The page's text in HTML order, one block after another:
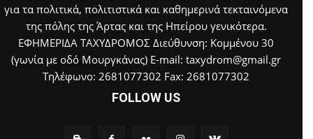
για τα πολιτικά, πολιτιστικά και καθημερινά τεκταινόμενα
της πόλης της Άρτας και της Ηπείρου γενικότερα.
ΕΦΗΜΕΡΙΔΑ ΤΑΧΥΔΡΟΜΟΣ Διεύθυνση: Κομμένου 30
(γωνία με οδό Μουργκάνας) E-mail: taxydrom@gmail.gr
Τηλέφωνο: 2681077302 Fax: 2681077302
FOLLOW US